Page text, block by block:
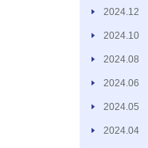
2024.12
2024.10
2024.08
2024.06
2024.05
2024.04